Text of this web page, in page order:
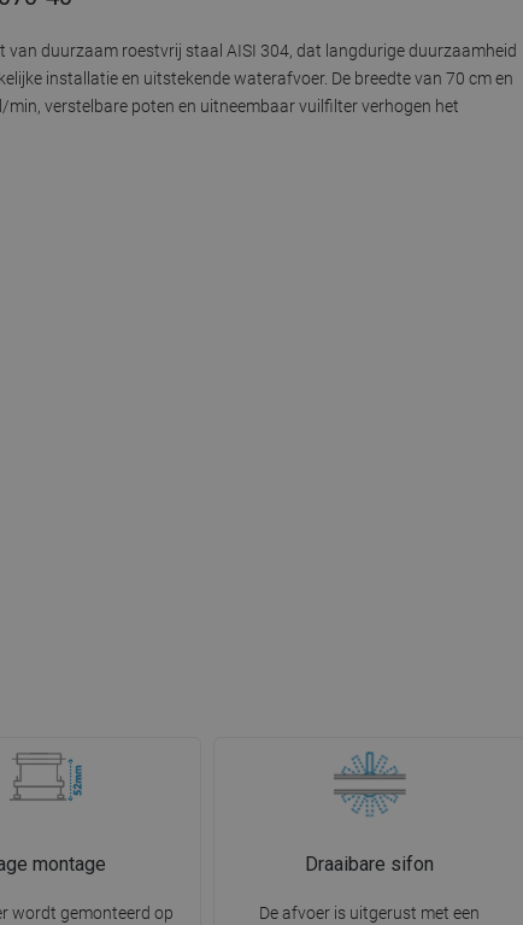
duurzaam roestvrij staal AISI 304, dat langdurige duurzaamheid
installatie en uitstekende waterafvoer. De breedte van 70 cm en
verstelbare poten en uitneembaar vuilfilter verhogen het
montage
wordt gemonteerd op
Draaibare sifon
De afvoer is uitgerust met een